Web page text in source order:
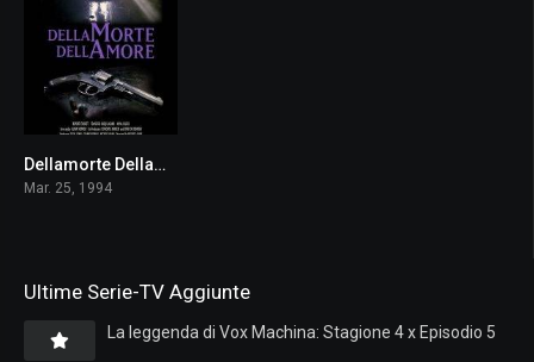
7.2
Dellamorte Dellamore
Mar. 25, 1994
Ultime Serie-TV Aggiunte
La leggenda di Vox Machina: Stagione 4 x Episodio 5